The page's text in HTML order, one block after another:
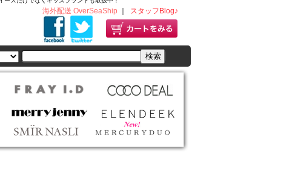
海外配送 OverSeaShip スタッフBlog♪